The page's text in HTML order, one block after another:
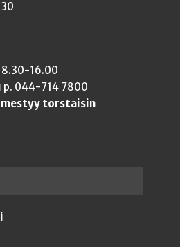
16.00
p. 044-714 7800
torstaisin